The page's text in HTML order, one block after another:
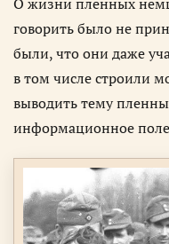
говорить было не
были, что они даже
в том числе строили
выводить тему
информационное